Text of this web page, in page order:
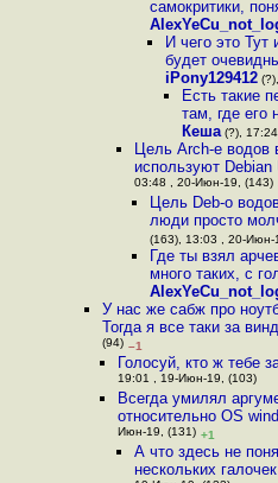
самокритики,
И чего это
будет
iPony129412
Есть такие
там, где его
Кеша(?),
Цель Arch-е
используют
03:48 , 20-Июн-19, (143)
Цель Deb-о
люди просто
(163), 13:03 , 20-Июн-
Где ты взял
много таких, с
У нас же сабж про
Тогда я все таки за
(94) –1
Голосуй, кто ж тебе
19:01 , 19-Июн-19, (103)
Всегда умилял
относительно OS
Июн-19, (131) +1
А что здесь не
нескольких